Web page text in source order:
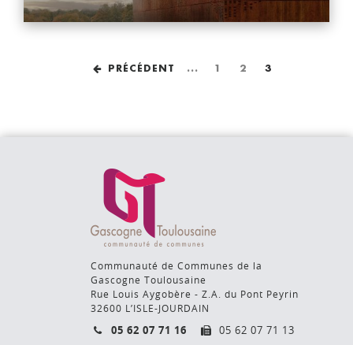
Navigation
PRÉCÉDENT Page
1 Page
2 Page
3
Communauté de Communes de la
Gascogne Toulousaine
Rue Louis Aygobère - Z.A. du Pont Peyrin
32600 L’ISLE-JOURDAIN
05 62 07 71 16 05 62 07 71 13